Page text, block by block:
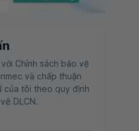
Chính sách bảo vệ
và chấp thuận
của tôi theo quy định
DLCN.